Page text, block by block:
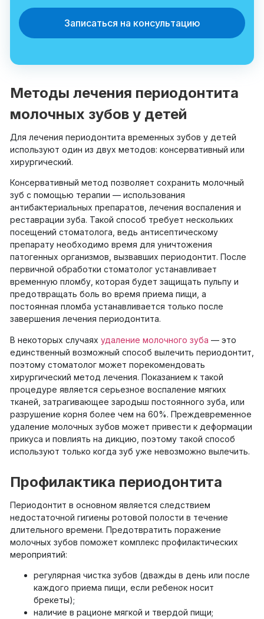
Записаться на консультацию
Методы лечения периодонтита
молочных зубов у детей
Для лечения периодонтита временных зубов у детей
используют один из двух методов: консервативный или
хирургический.
Консервативный метод позволяет сохранить молочный
зуб с помощью терапии — использования
антибактериальных препаратов, лечения воспаления и
реставрации зуба. Такой способ требует нескольких
посещений стоматолога, ведь антисептическому
препарату необходимо время для уничтожения
патогенных организмов, вызвавших периодонтит. После
первичной обработки стоматолог устанавливает
временную пломбу, которая будет защищать пульпу и
предотвращать боль во время приема пищи, а
постоянная пломба устанавливается только после
завершения лечения периодонтита.
В некоторых случаях удаление молочного зуба — это
единственный возможный способ вылечить периодонтит,
поэтому стоматолог может порекомендовать
хирургический метод лечения. Показанием к такой
процедуре является серьезное воспаление мягких
тканей, затрагивающее зародыш постоянного зуба, или
разрушение корня более чем на 60%. Преждевременное
удаление молочных зубов может привести к деформации
прикуса и повлиять на дикцию, поэтому такой способ
используют только когда зуб уже невозможно вылечить.
Профилактика периодонтита
Периодонтит в основном является следствием
недостаточной гигиены ротовой полости в течение
длительного времени. Предотвратить поражение
молочных зубов поможет комплекс профилактических
мероприятий:
регулярная чистка зубов (дважды в день или после
каждого приема пищи, если ребенок носит
брекеты);
наличие в рационе мягкой и твердой пищи;